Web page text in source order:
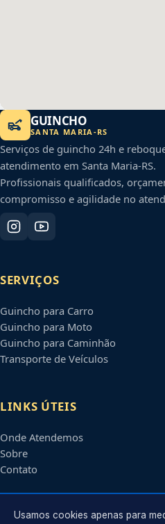
GUINCHO
SANTA MARIA -RS
Serviços de guincho 24h e
atendimento em Santa Maria-RS.
Profissionais qualificados,
compromisso e agilidade no
SERVIÇOS
Guincho para Carro
Guincho para Moto
Guincho para Caminhão
Transporte de Veículos
LINKS ÚTEIS
Onde Atendemos
Sobre
Contato
CONTATO
Usamos cookies apenas para